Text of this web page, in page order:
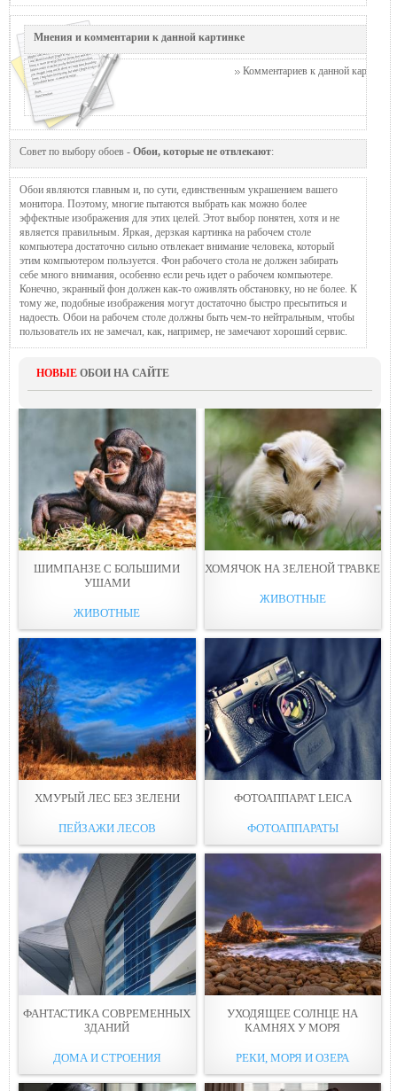
Мнения и комментарии к данной картинке
Комментариев к данной картинке
Совет по выбору обоев - Обои, которые не отвлекают:
Обои являются главным и, по сути, единственным украшением вашего
монитора. Поэтому, многие пытаются выбрать как можно более
эффектные изображения для этих целей. Этот выбор понятен, хотя и не
является правильным. Яркая, дерзкая картинка на рабочем столе
компьютера достаточно сильно отвлекает внимание человека, который
этим компьютером пользуется. Фон рабочего стола не должен забирать
себе много внимания, особенно если речь идет о рабочем компьютере.
Конечно, экранный фон должен как-то оживлять обстановку, но не более. К
тому же, подобные изображения могут достаточно быстро пресытиться и
надоесть. Обои на рабочем столе должны быть чем-то нейтральным, чтобы
пользователь их не замечал, как, например, не замечают хороший сервис.
НОВЫЕ ОБОИ НА САЙТЕ
ШИМПАНЗЕ С БОЛЬШИМИ
УШАМИ
ЖИВОТНЫЕ
ХОМЯЧОК НА ЗЕЛЕНОЙ ТРАВКЕ
ЖИВОТНЫЕ
ХМУРЫЙ ЛЕС БЕЗ ЗЕЛЕНИ
ПЕЙЗАЖИ ЛЕСОВ
ФОТОАППАРАТ LEICA
ФОТОАППАРАТЫ
ФАНТАСТИКА СОВРЕМЕННЫХ
ЗДАНИЙ
ДОМА И СТРОЕНИЯ
УХОДЯЩЕЕ СОЛНЦE НА
КАМНЯХ У МОРЯ
РЕКИ, МОРЯ И ОЗЕРА